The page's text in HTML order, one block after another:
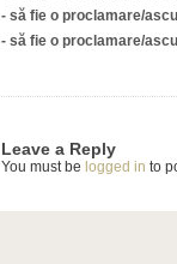
- să fie o proclamare/
- să fie o proclamare/
Leave a Reply
You must be logged in to